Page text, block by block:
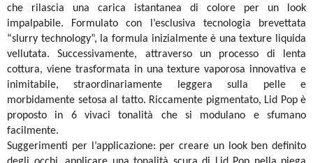
che rilascia una carica istantanea di colore per un look
impalpabile. Formulato con l’esclusiva tecnologia brevettata
“slurry technology”, la formula inizialmente è una texture liquida
vellutata. Successivamente, attraverso un processo di lenta
cottura, viene trasformata in una texture vaporosa innovativa e
inimitabile, straordinariamente leggera sulla pelle e
morbidamente setosa al tatto. Riccamente pigmentato, Lid Pop è
proposto in 6 vivaci tonalità che si modulano e sfumano
facilmente.
Suggerimenti per l’applicazione: per creare un look ben definito